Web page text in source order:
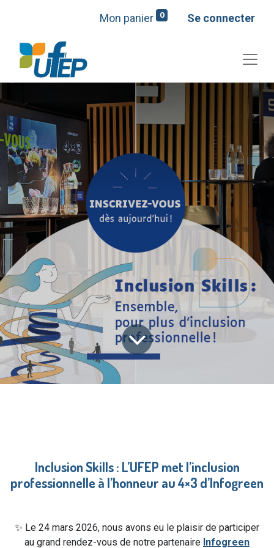
Mon panier 0 Se connecter
Inclusion Skills : L’UFEP met l’inclusion
professionnelle à l’honneur au 4×3 d’Infogreen
✨ Le 24 mars 2026, nous avons eu le plaisir de participer
au grand rendez-vous de notre partenaire Infogreen